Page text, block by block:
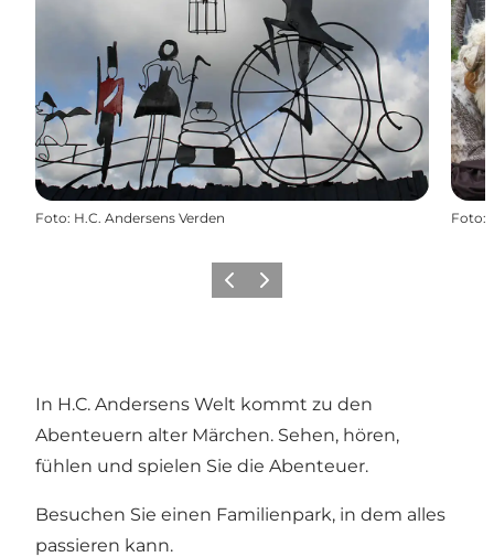
Foto: H.C. Andersens Verden Foto:
ZurückWeiter
In H.C. Andersens Welt kommt zu den
Abenteuern alter Märchen. Sehen, hören,
fühlen und spielen Sie die Abenteuer.
Besuchen Sie einen Familienpark, in dem alles
passieren kann.